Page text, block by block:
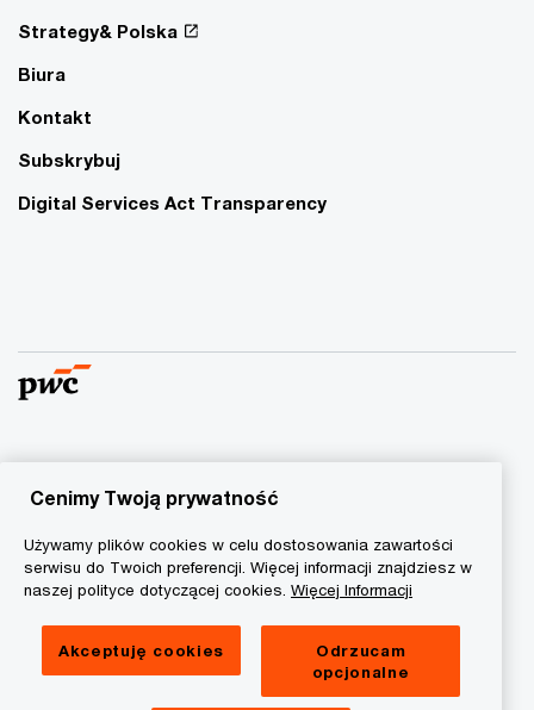
Strategy& Polska
Biura
Kontakt
Subskrybuj
Digital Services Act Transparency
© 2015 - 2026 PwC. Wszelkie prawa zastrzeżone. Nazwa
PwC odnosi się do firm wchodzących w skład sieci PwC, z
informacji na stroniewww.pwc.com/structure.
Informacja o ciasteczkach
Informacja prawna
Cenimy Twoją prywatność
Używamy plików cookies w celu dostosowania zawartości
serwisu do Twoich preferencji. Więcej informacji znajdziesz w
naszej polityce dotyczącej cookies. Więcej Informacji
Akceptuję cookies
Odrzucam
opcjonalne